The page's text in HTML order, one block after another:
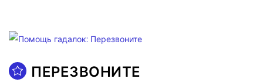
ПЕРЕЗВОНИТЕ